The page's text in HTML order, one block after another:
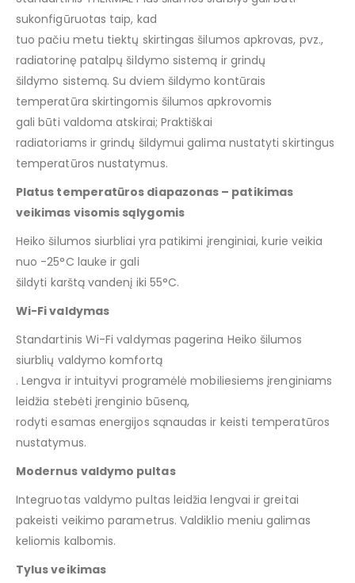
sukonfigūruotas taip, kad
tuo pačiu metu tiektų skirtingas šilumos apkrovas, pvz.,
radiatorinę patalpų šildymo sistemą ir grindų
šildymo sistemą. Su dviem šildymo kontūrais
temperatūra skirtingomis šilumos apkrovomis
gali būti valdoma atskirai; Praktiškai
radiatoriams ir grindų šildymui galima nustatyti skirtingus
temperatūros nustatymus.
Platus temperatūros diapazonas – patikimas
veikimas visomis sąlygomis
Heiko šilumos siurbliai yra patikimi įrenginiai, kurie veikia
nuo -25°C lauke ir gali
šildyti karštą vandenį iki 55°C.
Wi-Fi valdymas
Standartinis Wi-Fi valdymas pagerina Heiko šilumos
siurblių valdymo komfortą
. Lengva ir intuityvi programėlė mobiliesiems įrenginiams
leidžia stebėti įrenginio būseną,
rodyti esamas energijos sąnaudas ir keisti temperatūros
nustatymus.
Modernus valdymo pultas
Integruotas valdymo pultas leidžia lengvai ir greitai
pakeisti veikimo parametrus. Valdiklio meniu galimas
keliomis kalbomis.
Tylus veikimas